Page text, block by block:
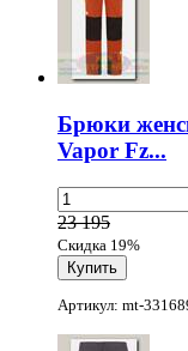
Брюки
Vapor Fz...
23 195
Скидка 19%
Артикул: mt-